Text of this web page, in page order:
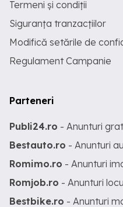
Termeni și condiții
Siguranța tranzacțiilor
Modifică setările de
Regulament Campanie
Parteneri
Publi24.ro - Anunturi
Bestauto.ro - Anunturi
Romimo.ro - Anunturi
Romjob.ro - Anunturi
Bestbike.ro - Anunturi